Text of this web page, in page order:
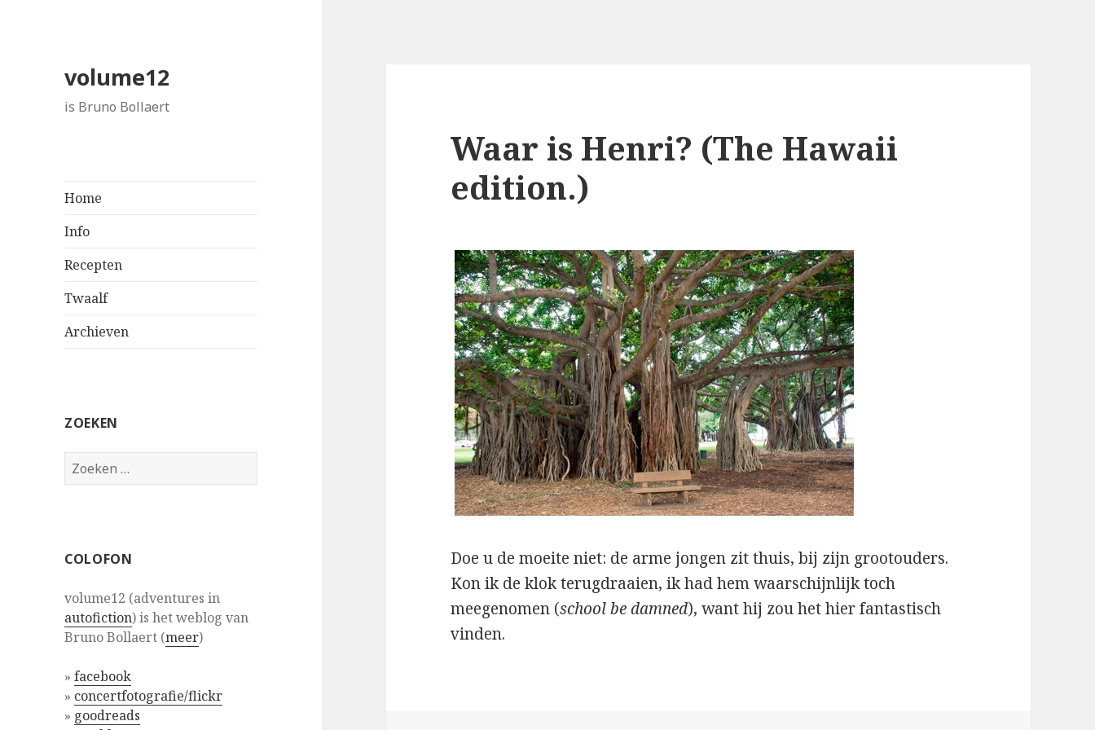
volume12
is Bruno Bollaert
Home
Info
Recepten
Twaalf
Archieven
ZOEKEN
Zoeken
naar:
COLOFON
volume12 (adventures in
autofiction) is het weblog van
Bruno Bollaert (meer)
»facebook
» concertfotografie/flickr
» goodreads
Waar is Henri? (The Hawaii
edition.)
Doe u de moeite niet: de arme jongen zit thuis, bij zijn grootouders.
Kon ik de klok terugdraaien, ik had hem waarschijnlijk toch
meegenomen (school be damned), want hij zou het hier fantastisch
vinden.